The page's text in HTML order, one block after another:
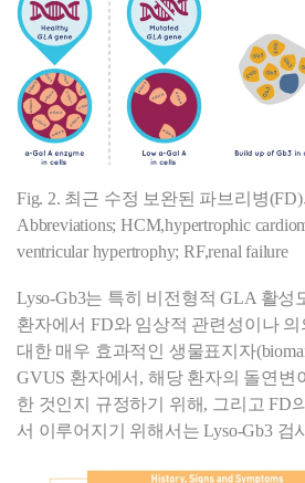
Fig. 2. 최근 수정 보완된 파브리병
Abbreviations; HCM,hypertrophic
ventricular hypertrophy; RF,renal failure
Lyso-Gb3는 특히 비전형적 GLA 활성
환자에서 FD와 임상적 관련성이나 의
대한 매우 효과적인 생물표지자
GVUS 환자에서, 해당 환자의 돌연변
한 것인지 규정하기 위해, 그리고 FD
서 이루어지기 위해서는 Lyso-Gb3 검